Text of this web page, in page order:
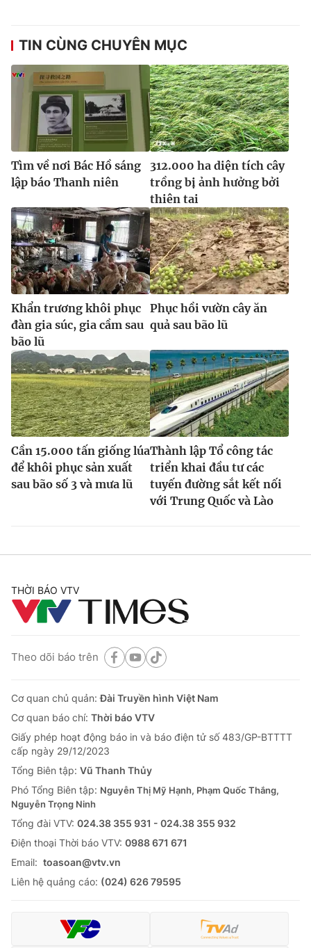
TIN CÙNG CHUYÊN MỤC
Tìm về nơi Bác Hồ sáng
lập báo Thanh niên
312.000 ha diện tích cây
trồng bị ảnh hưởng bởi
thiên tai
Khẩn trương khôi phục
đàn gia súc, gia cầm sau
bão lũ
Phục hồi vườn cây ăn
quả sau bão lũ
Cần 15.000 tấn giống lúa
để khôi phục sản xuất
sau bão số 3 và mưa lũ
Thành lập Tổ công tác
triển khai đầu tư các
tuyến đường sắt kết nối
với Trung Quốc và Lào
THỜI BÁO VTV
Theo dõi báo trên
Cơ quan chủ quản:Đài Truyền hình Việt Nam
Cơ quan báo chí: Thời báo VTV
Giấy phép hoạt động báo in và báo điện tử số 483/GP-BTTTT
cấp ngày 29/12/2023
Tổng Biên tập: Vũ Thanh Thủy
Phó Tổng Biên tập: Nguyễn Thị Mỹ Hạnh, Phạm Quốc Thắng,
Nguyễn Trọng Ninh
Tổng đài VTV: 024.38 355 931 - 024.38 355 932
Ðiện thoại Thời báo VTV: 0988 671 671
Email: toasoan@vtv.vn
Liên hệ quảng cáo: (024) 626 79595